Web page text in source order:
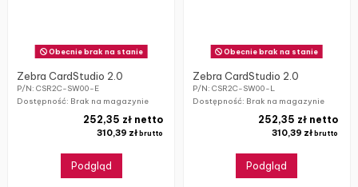
Obecnie brak na stanie
Zebra CardStudio 2.0
P/N: CSR2C-SW00-E
Dostępność: Brak na magazynie
310,39 zł brutto
252,35 zł netto
Podgląd
Obecnie brak na stanie
Zebra CardStudio 2.0
P/N: CSR2C-SW00-L
Dostępność: Brak na magazynie
310,39 złbrutto
252,35 zł netto
Podgląd